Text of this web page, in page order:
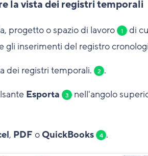
la vista dei registri temporali
progetto o spazio di lavoro 1
di
gli inserimenti del registro
dei registri temporali.
2 .
Esporta 3
nell'angolo
, PDF oQuickBooks 4 .